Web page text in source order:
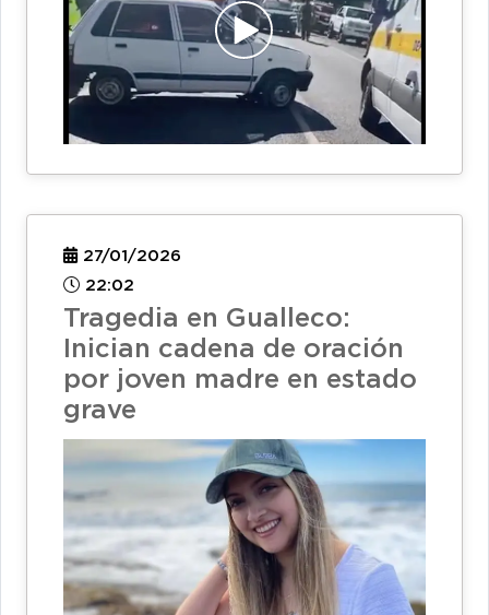
27/01/2026
22:02
Tragedia en Gualleco:
Inician cadena de oración
por joven madre en estado
grave